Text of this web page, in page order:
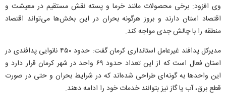
وی افزود: برخی محصولات مانند خرما و پسته نقش مستقیم در معیشت و
اقتصاد استان دارند و بروز هرگونه بحران در این بخش‌ها می‌تواند اقتصاد
منطقه را با چالش جدی مواجه کند.
مدیرکل پدافند غیرعامل استانداری کرمان گفت: حدود ۴۵۰ نانوایی پدافندی در
استان فعال است که از این تعداد حدود ۶۹ واحد در شهر کرمان قرار دارد و
این واحد‌ها به گونه‌ای طراحی شده‌اند که در شرایط بحران و حتی در صورت
قطع برق، آب یا گاز نیز بتوانند خدمات خود را ادامه دهند.